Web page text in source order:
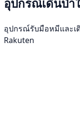
อุปกรณ์รับมือหมีและเ
Rakuten